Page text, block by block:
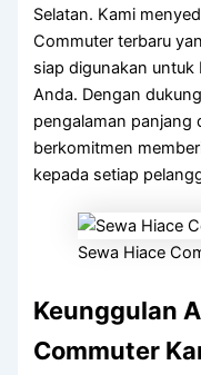
Selatan. Kami
Commuter terbaru
siap digunakan untuk
Anda. Dengan
pengalaman panjang
berkomitmen
kepada setiap
Sewa Hiace
Keunggulan
Commuter